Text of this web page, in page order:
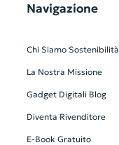
Navigazione
Chi Siamo Sostenibilità
La Nostra Missione
Gadget Digitali Blog
Diventa Rivenditore
E-Book Gratuito